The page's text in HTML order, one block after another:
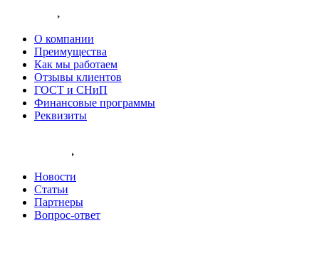
О компании
Преимущества
Как мы работаем
Отзывы клиентов
ГОСТ и СНиП
Финансовые программы
Реквизиты
Новости
Статьи
Партнеры
Вопрос-ответ